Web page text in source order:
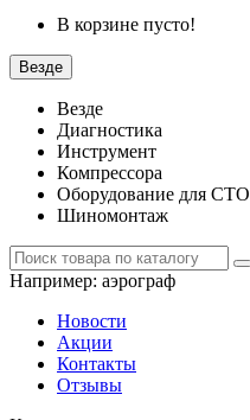
В корзине пусто!
Везде
Везде
Диагностика
Инструмент
Компрессора
Оборудование для СТО
Шиномонтаж
Например: аэрограф
Новости
Акции
Контакты
Отзывы